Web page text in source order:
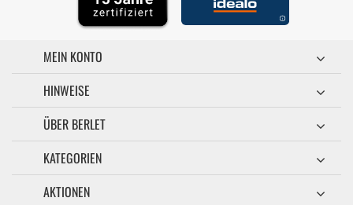
MEIN KONTO
HINWEISE
ÜBER BERLET
KATEGORIEN
AKTIONEN